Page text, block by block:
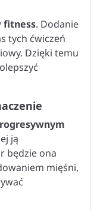
fitness. Dodanie
tych ćwiczeń
Dzięki temu
ją
będzie ona
mięśni,